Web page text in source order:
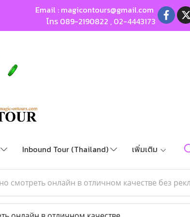
Email : magicontours@gmail.com
โทร 089-2190822 , 02-4443173
Inbound Tour (Thailand) เพิ่มเติม
смотреть онлайн в отличном качестве без